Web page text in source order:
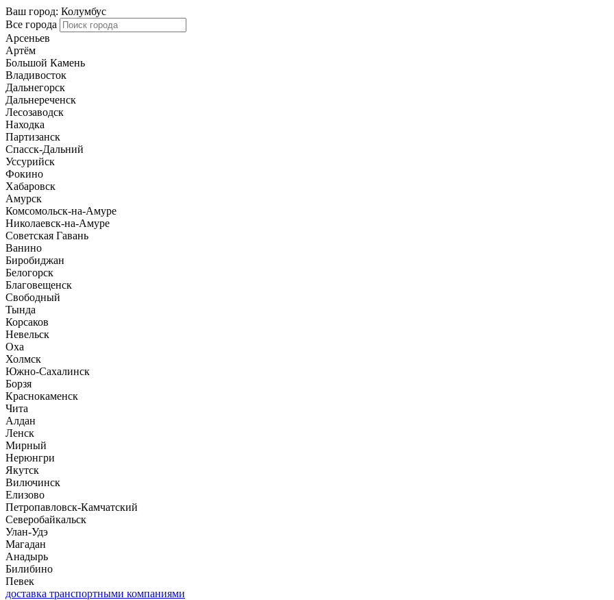
Ваш город: Колумбус
Все города
Арсеньев
Артём
Большой Камень
Владивосток
Дальнегорск
Дальнереченск
Лесозаводск
Находка
Партизанск
Спасск-Дальний
Уссурийск
Фокино
Хабаровск
Амурск
Комсомольск-на-Амуре
Николаевск-на-Амуре
Советская Гавань
Ванино
Биробиджан
Белогорск
Благовещенск
Свободный
Тында
Корсаков
Невельск
Оха
Холмск
Южно-Сахалинск
Борзя
Краснокаменск
Чита
Алдан
Ленск
Мирный
Нерюнгри
Якутск
Вилючинск
Елизово
Петропавловск-Камчатский
Северобайкальск
Улан-Удэ
Магадан
Анадырь
Билибино
Певек
доставка транспортными компаниями